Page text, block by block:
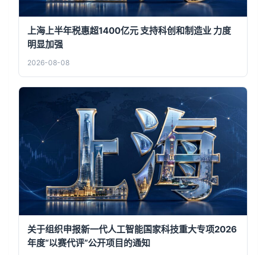
上海上半年税惠超1400亿元 支持科创和制造业 力度
明显加强
2026-08-08
关于组织申报新一代人工智能国家科技重大专项2026
年度“以赛代评”公开项目的通知